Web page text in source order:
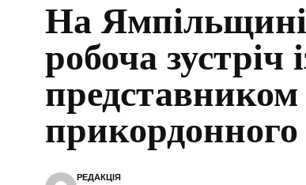
На Ямпільщині
робоча зустріч
представником
прикордонного
РЕДАКЦІЯ